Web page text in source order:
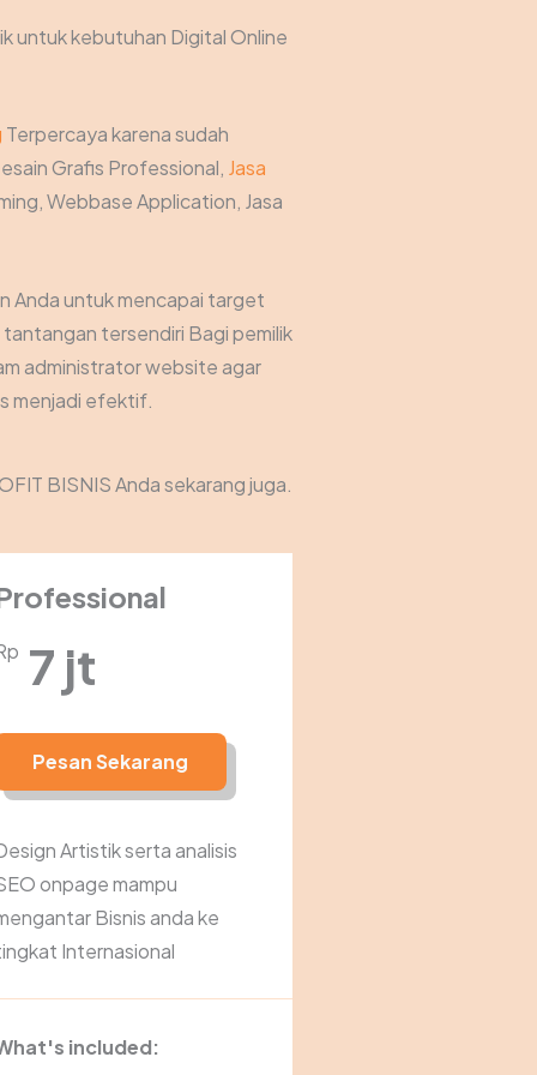
untuk kebutuhan Digital Online
Terpercaya karena sudah
Grafis Professional, Jasa
Webbase Application, Jasa
Anda untuk mencapai target
tersendiri Bagi pemilik
administrator website agar
menjadi efektif.
BISNIS Anda sekarang juga.
7 jt
Pesan Sekarang
Artistik serta analisis
onpage mampu
Bisnis anda ke
Internasional
included: